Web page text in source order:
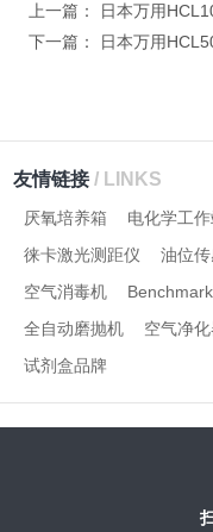
上一篇：
日本万用
下一篇：
日本万用
友情链接/ LINKS
厌氧培养箱 电化学工
徕卡激光测距仪
油位
空气消毒机
全自动磨抛机
空气净化
试剂盒品牌